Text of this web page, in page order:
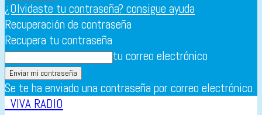
¿Olvidaste tu contraseña? consigue ayuda
Recuperación de contraseña
Recupera tu contraseña
tu correo electrónico
Se te ha enviado una contraseña por correo electrónico.
VIVA RADIO